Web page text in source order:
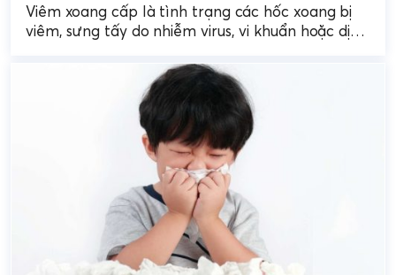
Viêm xoang cấp là tình trạng các hốc xoang bị
viêm, sưng tấy do nhiễm virus, vi khuẩn hoặc dị